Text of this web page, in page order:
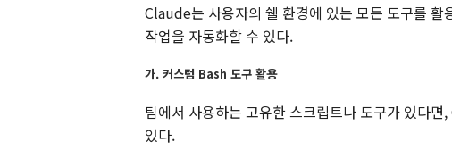
Claude는 사용자의 쉘 환경에 있는 모든 도구를 활
작업을 자동화할 수 있다.
가. 커스텀 Bash 도구 활용
팀에서 사용하는 고유한 스크립트나 도구가 있다
있다.